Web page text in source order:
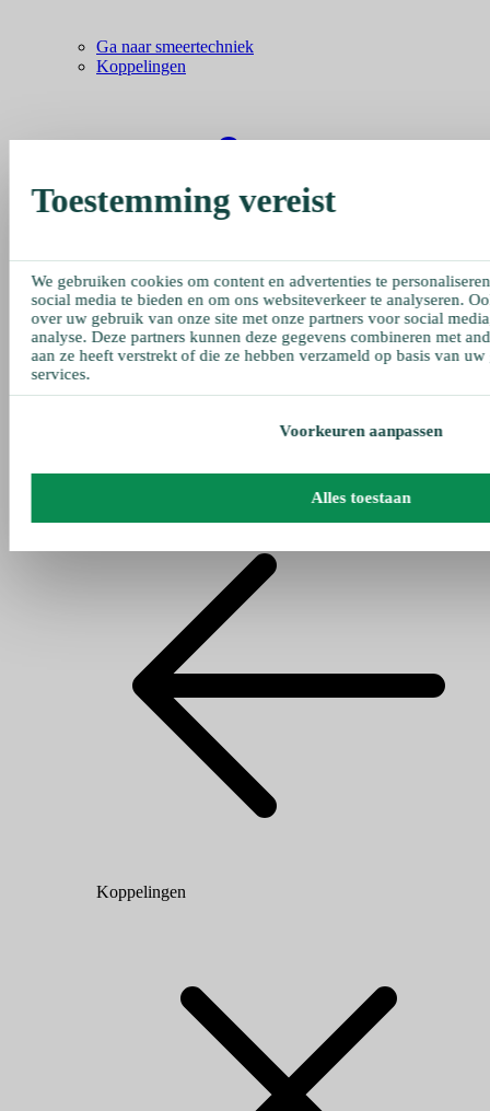
Ga naar smeertechniek
Koppelingen
Koppelingen
Toestemming vereist
We gebruiken cookies om content en advertenties te
social media te bieden en om ons websiteverkeer te analyseren.
over uw gebruik van onze site met onze partners voor social
analyse. Deze partners kunnen deze gegevens combineren met
aan ze heeft verstrekt of die ze hebben verzameld op basis van
services.
Voorkeuren aanpassen
Alles toestaan